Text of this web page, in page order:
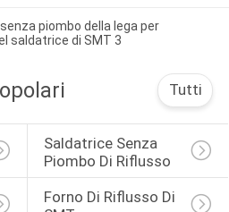
piombo della lega per
saldatrice di SMT 3
Tutti
Saldatrice Senza
Piombo Di Riflusso
Forno Di Riflusso Di